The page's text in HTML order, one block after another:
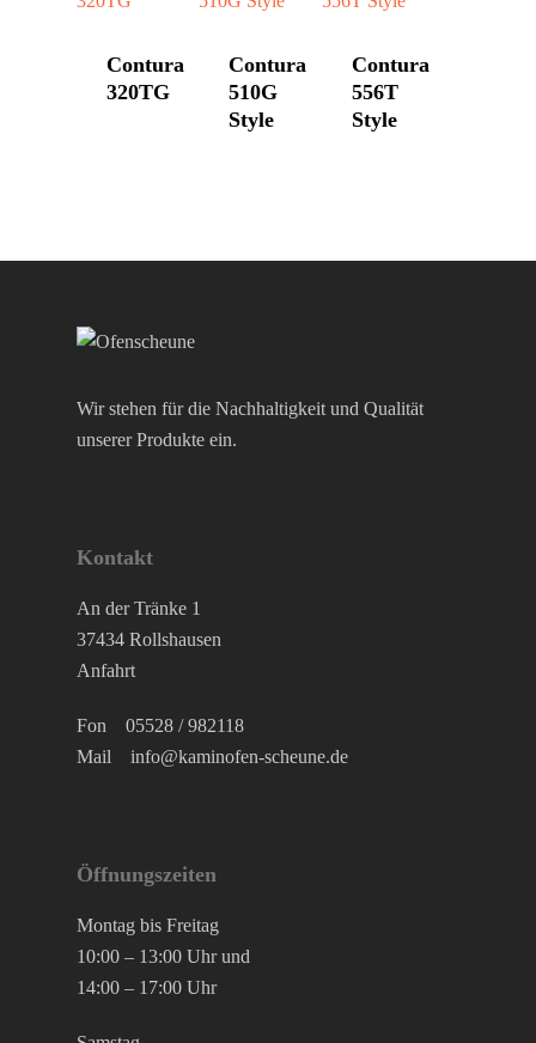
Contura
320TG
Contura
510G
Style
Contura
556T
Style
Wir stehen für die Nachhaltigkeit und Qualität
unserer Produkte ein.
Kontakt
An der Tränke 1
37434 Rollshausen
Anfahrt
Fon 05528 / 982118
Mail info@kaminofen-scheune.de
Öffnungszeiten
Montag bis Freitag
10:00 – 13:00 Uhr und
14:00 – 17:00 Uhr
HWAM
Morsø
Nordpeis